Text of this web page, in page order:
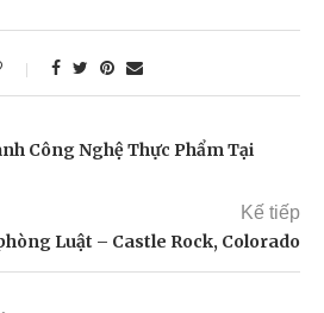
Công Nghệ Thực Phẩm Tại
Kế tiếp
Luật – Castle Rock, Colorado